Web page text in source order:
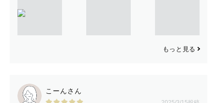
もっと見る
こーんさん